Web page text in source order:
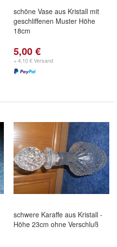
schöne Vase aus Kristall mit
geschliffenen Muster Höhe
18cm
5,00 €
+ 4,10 € Versand
schwere Karaffe aus Kristall -
Höhe 23cm ohne Verschluß